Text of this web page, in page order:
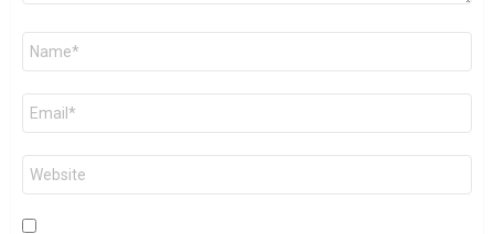
Name
Email
Website